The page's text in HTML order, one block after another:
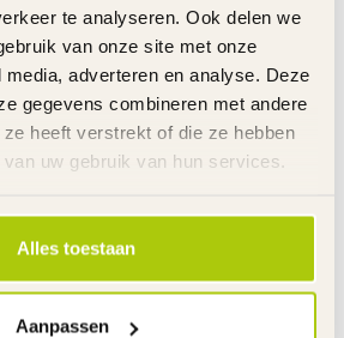
te analyseren. Ook delen we
van onze site met onze
adverteren en analyse. Deze
gegevens combineren met andere
heeft verstrekt of die ze hebben
uw gebruik van hun services.
Alles toestaan
Aanpassen
Voor - gevlochten
Verstelbaar
Verstelbaar
12 kg
85%
14 Inch